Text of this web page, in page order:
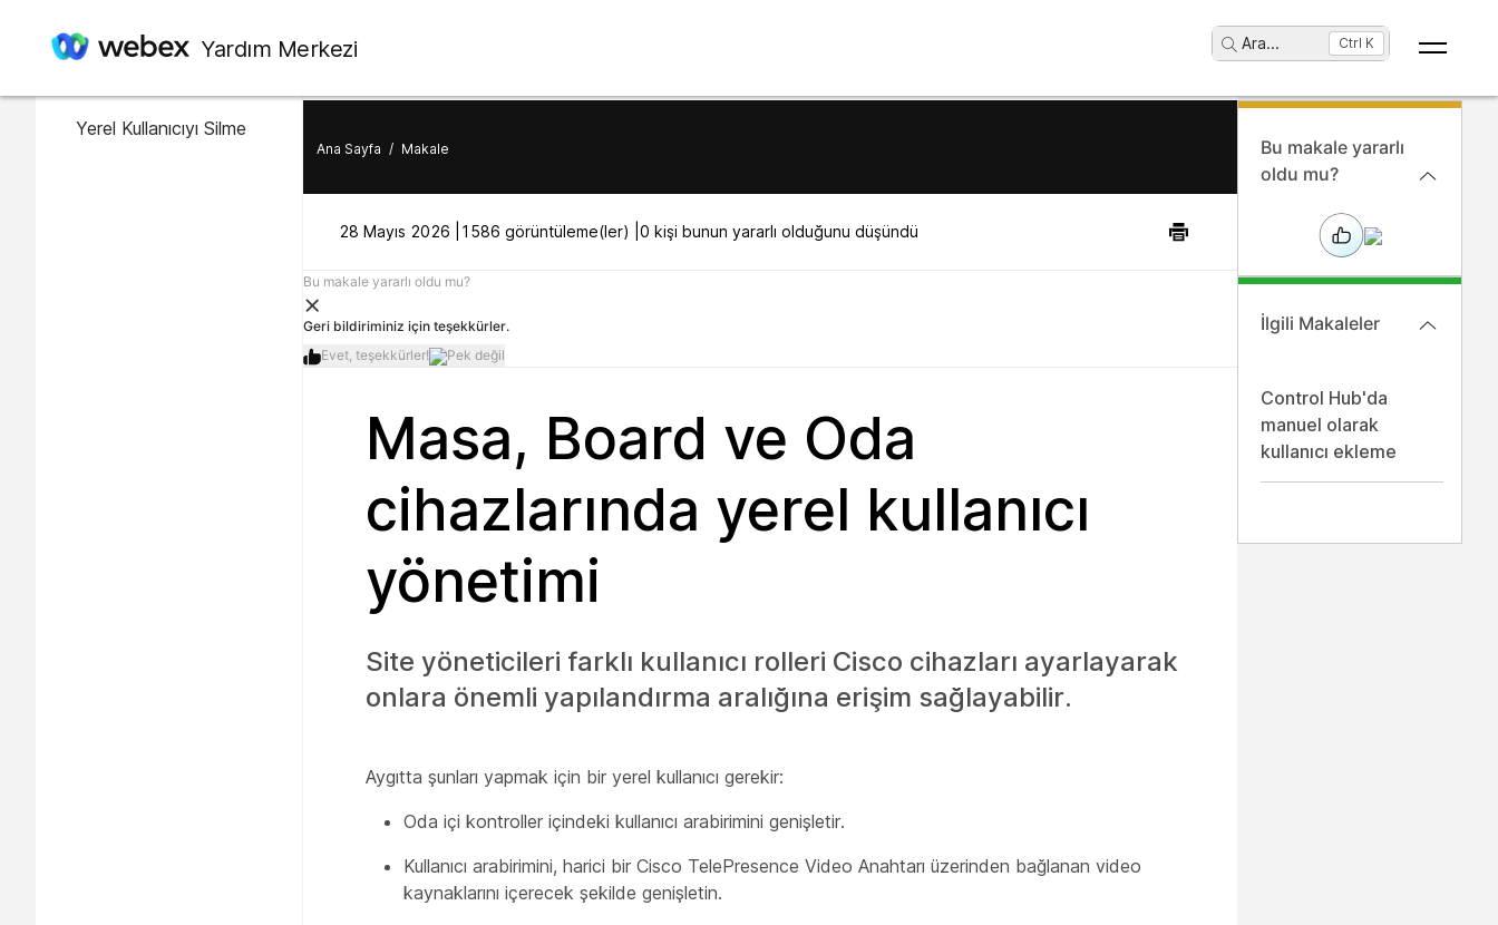
Yardım Merkezi Ara... Ctrl K
Bu makalede
Yerel Kullanıcıyı Silme
Ana Sayfa / Makale
28 Mayıs 2026 | 1586 görüntüleme(ler) | 0 kişi bunun yararlı olduğunu düşündü
Bu makale yararlı oldu mu?
Geri bildiriminiz için teşekkürler.
Evet, teşekkürler!
Pek değil
Masa, Board ve Oda
cihazlarında yerel kullanıcı
yönetimi
Site yöneticileri farklı kullanıcı rolleri Cisco cihazları ayarlayarak
onlara önemli yapılandırma aralığına erişim sağlayabilir.
Aygıtta şunları yapmak için bir yerel kullanıcı gerekir:
Oda içi kontroller içindeki kullanıcı arabirimini genişletir.
Kullanıcı arabirimini, harici bir Cisco TelePresence Video Anahtarı üzerinden bağlanan video
kaynaklarını içerecek şekilde genişletin.
Bu makale yararlı
oldu mu?
İlgili Makaleler
Control Hub'da
manuel olarak
kullanıcı ekleme